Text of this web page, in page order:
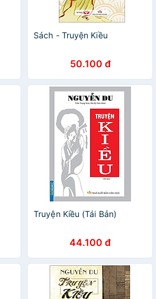
Sách - Truyện Kiều
50.100 đ
Truyện Kiều (Tái Bản)
44.100 đ